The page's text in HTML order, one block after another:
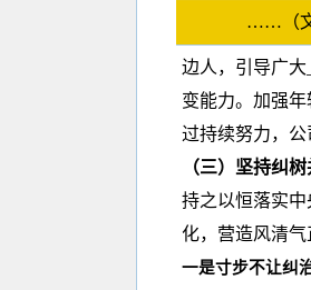
……（文
边人，引导广
变能力。加强
过持续努力，公
（三）坚持纠
持之以恒落实
化，营造风清气
一是寸步不让纠